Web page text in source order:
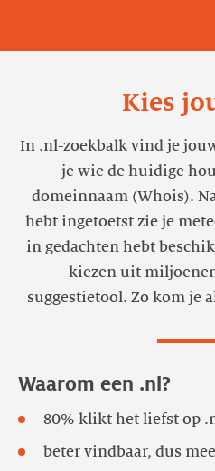
Kies
In .nl-zoekbalk vind je
je wie de huidige
domeinnaam (Whois).
hebt ingetoetst zie je
in gedachten hebt
kiezen uit
suggestietool. Zo kom je
Waarom een .nl?
80% klikt het liefst op
beter vindbaar, dus